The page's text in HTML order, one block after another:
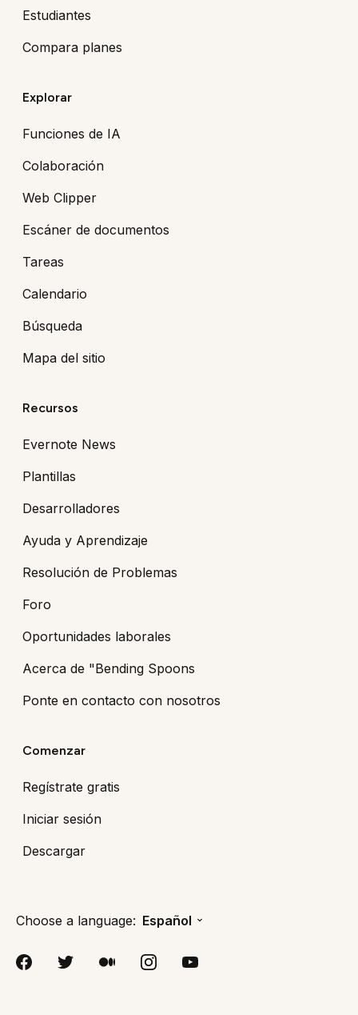
Estudiantes
Compara planes
Explorar
Funciones de IA
Colaboración
Web Clipper
Escáner de documentos
Tareas
Calendario
Búsqueda
Mapa del sitio
Recursos
Evernote News
Plantillas
Desarrolladores
Ayuda y Aprendizaje
Resolución de Problemas
Foro
Oportunidades laborales
Acerca de "Bending Spoons
Ponte en contacto con nosotros
Comenzar
Regístrate gratis
Iniciar sesión
Descargar
Choose a language: Español